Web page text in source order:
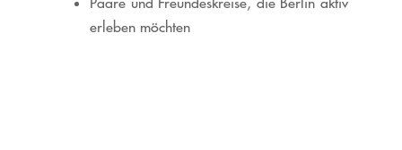
erleben möchten